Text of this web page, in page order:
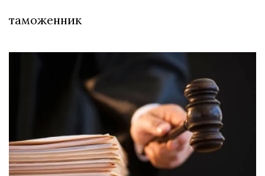
таможенник